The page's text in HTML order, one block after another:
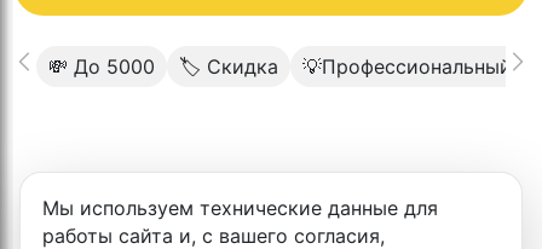
💸 До 5000 🏷 Скидка 💡Профессиональный
студии
Мы используем технические данные для
работы сайта и, с вашего согласия,